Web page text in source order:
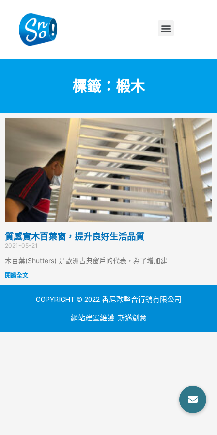
標籤：椴木
質感實木百葉窗，提升良好生活品質
2021-05-21
木百葉(Shutters) 是歐洲古典窗戶的代表，為了增加建
閱讀全文
COPYRIGHT © 2022 香尼歐整合行銷有限公司
網站建置維護: 斯邁創意